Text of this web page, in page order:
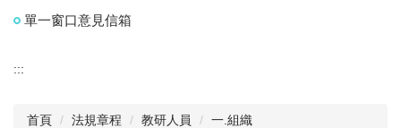
單一窗口意見信箱
:::
首頁 法規章程 教研人員
一.組織